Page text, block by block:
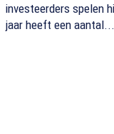
investeerders spelen
jaar heeft een aantal...